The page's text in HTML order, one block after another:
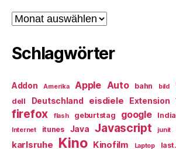
Archiv
Schlagwörter
Addon Amerika Apple Auto bahn bild
dell Deutschland eisdiele Extension
firefox flash geburtstag google
Internet itunes Java Javascript junit
karlsruhe Kino Kinofilm Laptop